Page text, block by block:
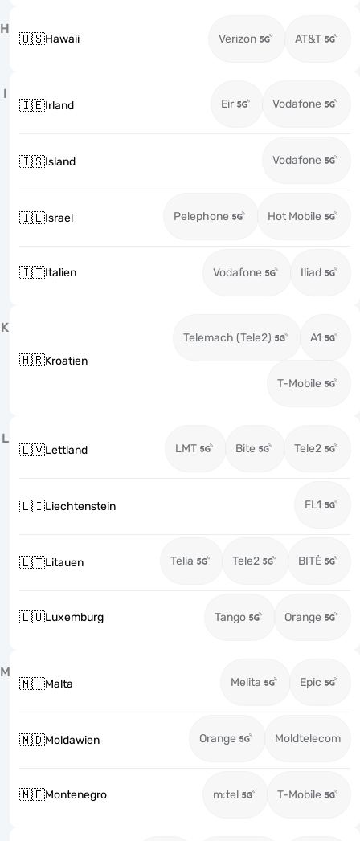
H
🇺🇸Hawaii Verizon AT&T
I
🇮🇪Irland Eir Vodafone
🇮🇸Island Vodafone
🇮🇱Israel Pelephone Hot Mobile
🇮🇹Italien Vodafone Iliad
K
🇭🇷Kroatien
Telemach (Tele2) A1
T-Mobile
L
🇱🇻Lettland LMT Bite Tele2
🇱🇮Liechtenstein FL1
🇱🇹Litauen Telia Tele2 BITĖ
🇱🇺Luxemburg Tango Orange
M
🇲🇹Malta Melita Epic
🇲🇩Moldawien Orange Moldtelecom
🇲🇪Montenegro m:tel T-Mobile